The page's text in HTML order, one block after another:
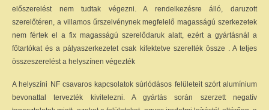
előszerelést nem tudtak végezni. A rendelkezésre álló, daruzott
szerelőtéren, a villamos űrszelvénynek megfelelő magasságú szerkezetek
nem fértek el a fix magasságú szerelődaruk alatt, ezért a gyártásnál a
főtartókat és a pályaszerkezetet csak kifektetve szerelték össze . A teljes
összeszerelést a helyszínen végezték
A helyszíni NF csavaros kapcsolatok súrlódásos felületeit szórt alumínium
bevonattal tervezték kivitelezni. A gyártás során szerzett negatív